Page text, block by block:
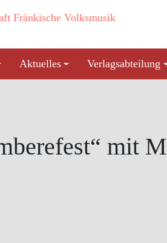
Aktuelles Verlagsabteilung
mit